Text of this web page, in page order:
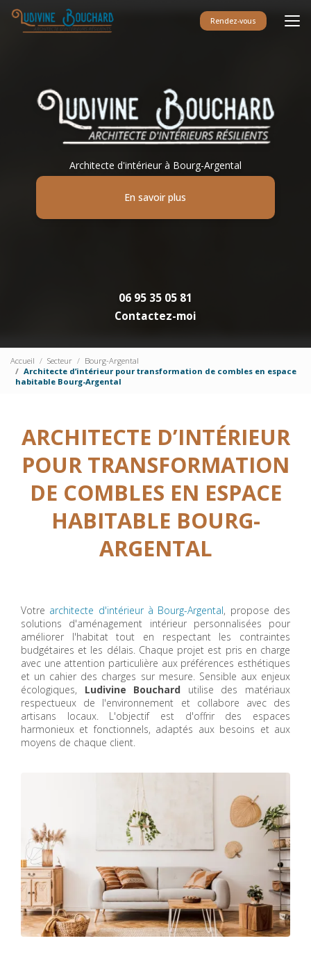
Aller
contenu
Rendez-vous
Architecte d'intérieur à Bourg-Argental
En savoir plus
06 95 35 05 81
Contactez-moi
Accueil Secteur
Bourg-Argental
Architecte d’intérieur pour transformation de combles en espace
habitable Bourg-Argental
ARCHITECTE D’INTÉRIEUR
POUR TRANSFORMATION
DE COMBLES EN ESPACE
HABITABLE BOURG-
ARGENTAL
Votre architecte d'intérieur à Bourg-Argental, propose des
solutions d'aménagement intérieur personnalisées pour
améliorer l'habitat tout en respectant les contraintes
budgétaires et les délais. Chaque projet est pris en charge
avec une attention particulière aux préférences esthétiques
et un cahier des charges sur mesure. Sensible aux enjeux
écologiques, Ludivine Bouchard utilise des matériaux
respectueux de l'environnement et collabore avec des
artisans locaux. L'objectif est d'offrir des espaces
harmonieux et fonctionnels, adaptés aux besoins et aux
moyens de chaque client.